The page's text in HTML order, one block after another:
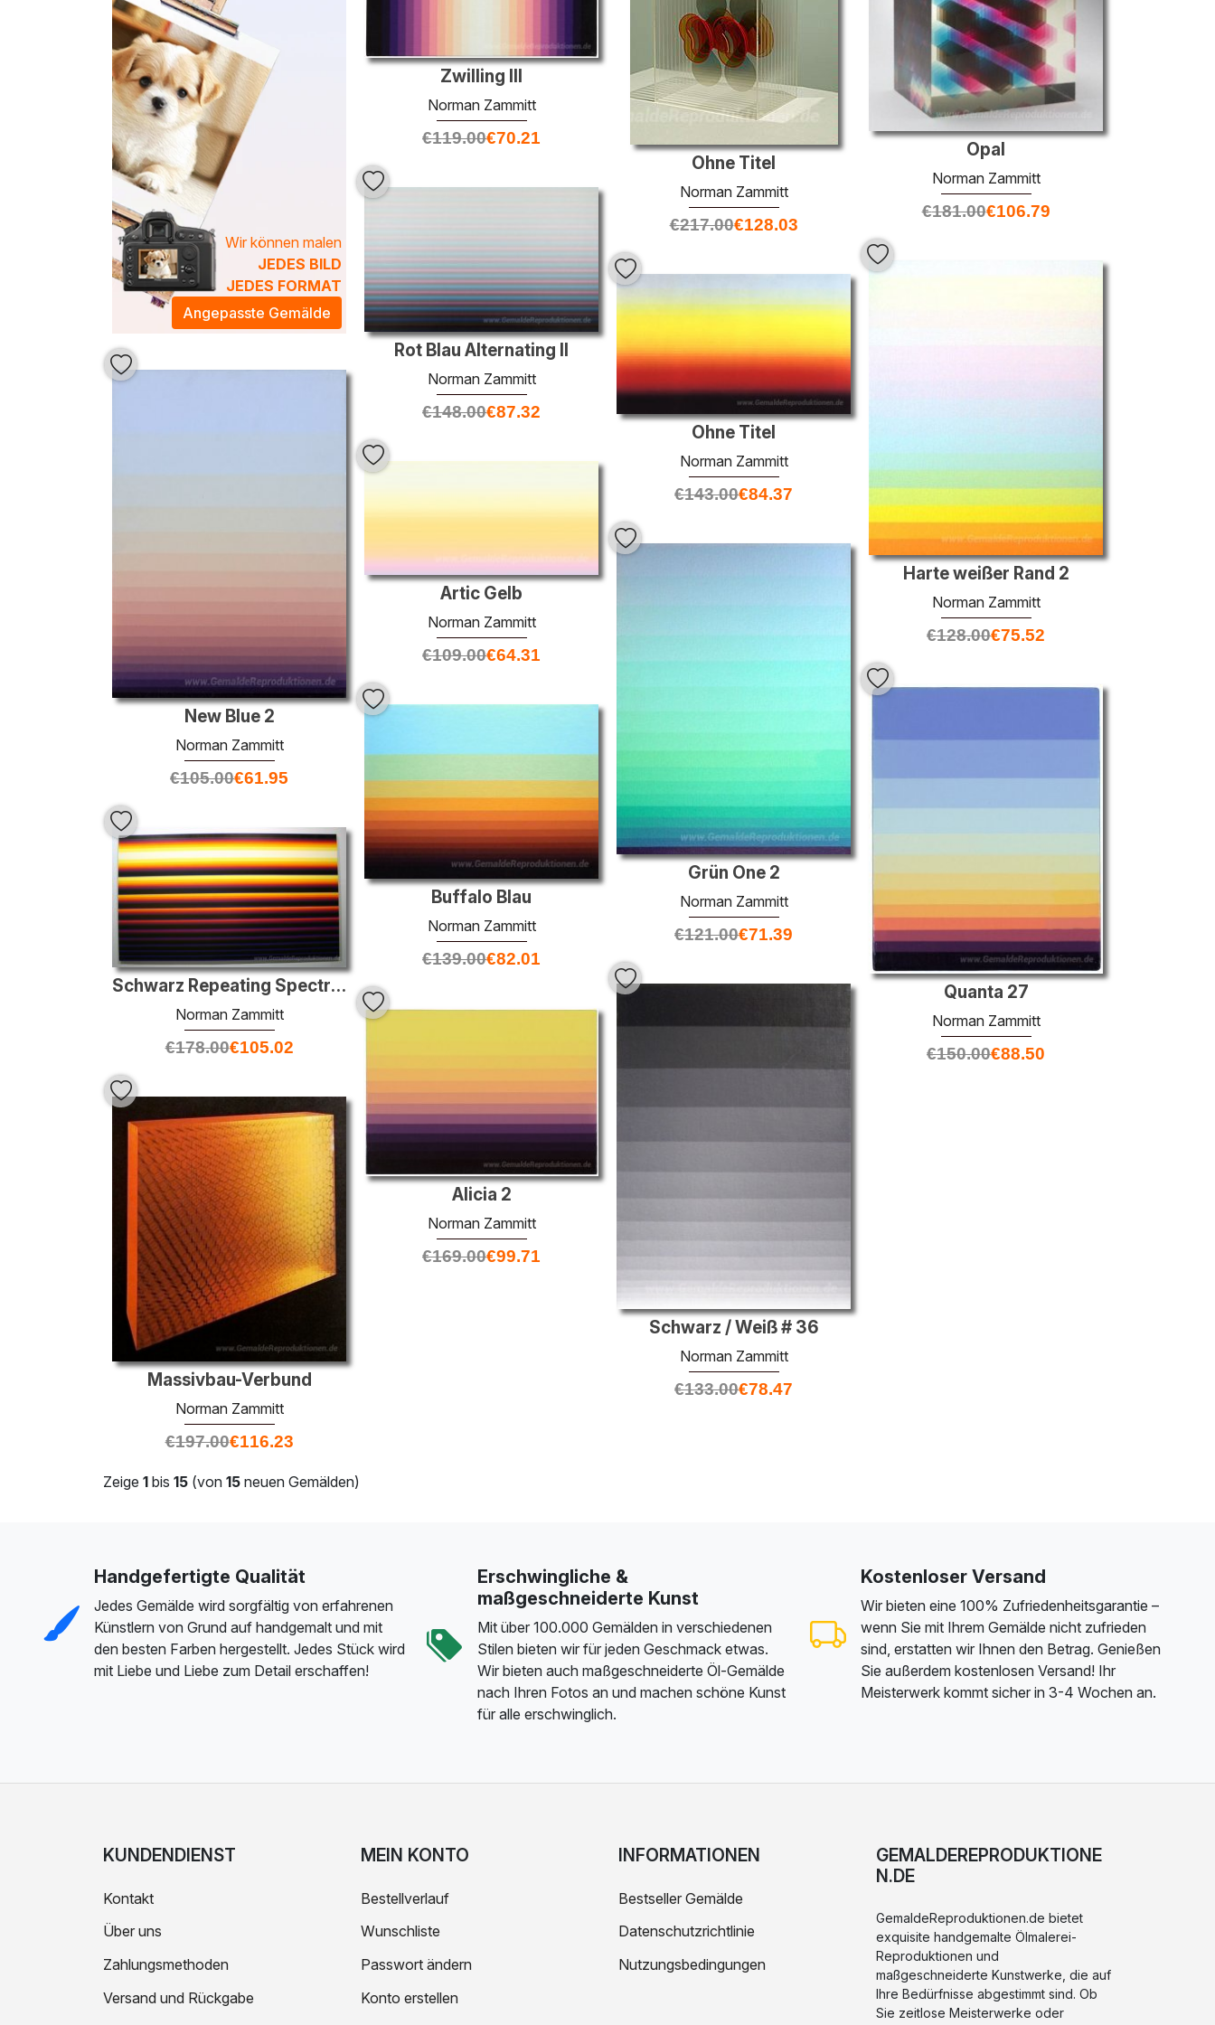
Wir können malen
JEDES BILD
JEDES FORMAT
Angepasste Gemälde
Zwilling III
Norman Zammitt
€119.00€70.21
Ohne Titel
Norman Zammitt
€217.00€128.03
Opal
Norman Zammitt
€181.00€106.79
Rot Blau Alternating II
Norman Zammitt
€148.00€87.32
Harte weißer Rand 2
Norman Zammitt
€128.00€75.52
Ohne Titel
Norman Zammitt
€143.00€84.37
New Blue 2
Norman Zammitt
€105.00€61.95
Artic Gelb
Norman Zammitt
€109.00€64.31
Grün One 2
Norman Zammitt
€121.00€71.39
Quanta 27
Norman Zammitt
€150.00€88.50
Buffalo Blau
Norman Zammitt
€139.00€82.01
Schwarz Repeating Spectrum
Norman Zammitt
€178.00€105.02
Schwarz / Weiß # 36
Norman Zammitt
€133.00€78.47
Alicia 2
Norman Zammitt
€169.00€99.71
Massivbau-Verbund
Norman Zammitt
€197.00€116.23
Zeige 1 bis 15 (von 15 neuen Gemälden)
Handgefertigte Qualität
Jedes Gemälde wird sorgfältig von erfahrenen
Künstlern von Grund auf handgemalt und mit
den besten Farben hergestellt. Jedes Stück wird
mit Liebe und Liebe zum Detail erschaffen!
Erschwingliche &
maßgeschneiderte Kunst
Mit über 100.000 Gemälden in verschiedenen
Stilen bieten wir für jeden Geschmack etwas.
Wir bieten auch maßgeschneiderte Öl-Gemälde
nach Ihren Fotos an und machen schöne Kunst
für alle erschwinglich.
Kostenloser Versand
Wir bieten eine 100% Zufriedenheitsgarantie –
wenn Sie mit Ihrem Gemälde nicht zufrieden
sind, erstatten wir Ihnen den Betrag. Genießen
Sie außerdem kostenlosen Versand! Ihr
Meisterwerk kommt sicher in 3-4 Wochen an.
KUNDENDIENST
Kontakt
Über uns
Zahlungsmethoden
Versand und Rückgabe
MEIN KONTO
Bestellverlauf
Wunschliste
Passwort ändern
Konto erstellen
INFORMATIONEN
Bestseller Gemälde
Datenschutzrichtlinie
Nutzungsbedingungen
GEMALDEREPRODUKTIONE
N.DE
GemaldeReproduktionen.de bietet
exquisite handgemalte Ölmalerei-
Reproduktionen und
maßgeschneiderte Kunstwerke, die auf
Ihre Bedürfnisse abgestimmt sind. Ob
Sie zeitlose Meisterwerke oder